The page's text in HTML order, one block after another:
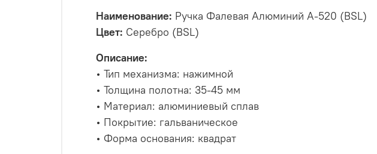
Наименование: Ручка Фалевая Алюминий А-520 (BSL)
Цвет: Серебро (BSL)
Описание:
• Тип механизма: нажимной
• Толщина полотна: 35-45 мм
• Материал: алюминиевый сплав
• Покрытие: гальваническое
• Форма основания: квадрат